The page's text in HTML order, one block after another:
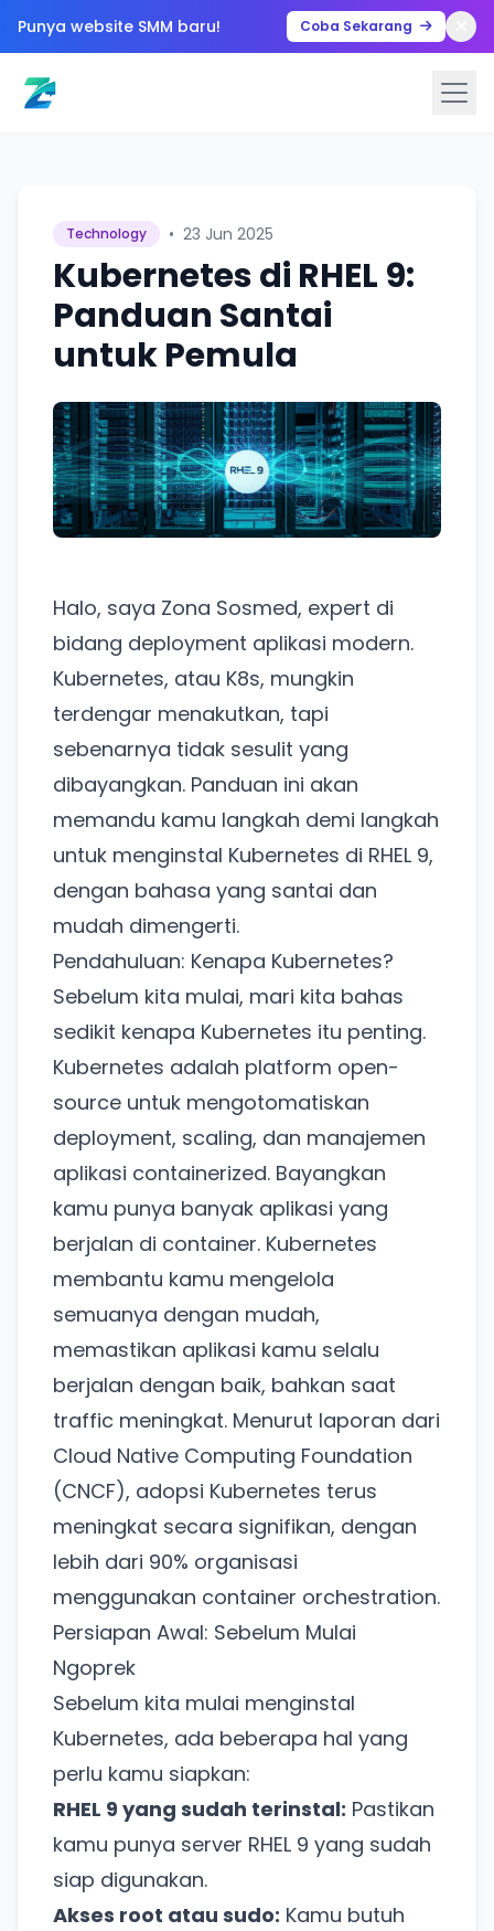
Punya website SMM baru! Coba Sekarang
Technology • 23 Jun 2025
Kubernetes di RHEL 9:
Panduan Santai
untuk Pemula
Halo, saya Zona Sosmed, expert di
bidang deployment aplikasi modern.
Kubernetes, atau K8s, mungkin
terdengar menakutkan, tapi
sebenarnya tidak sesulit yang
dibayangkan. Panduan ini akan
memandu kamu langkah demi langkah
untuk menginstal Kubernetes di RHEL 9,
dengan bahasa yang santai dan
mudah dimengerti.
Pendahuluan: Kenapa Kubernetes?
Sebelum kita mulai, mari kita bahas
sedikit kenapa Kubernetes itu penting.
Kubernetes adalah platform open-
source untuk mengotomatiskan
deployment, scaling, dan manajemen
aplikasi containerized. Bayangkan
kamu punya banyak aplikasi yang
berjalan di container. Kubernetes
membantu kamu mengelola
semuanya dengan mudah,
memastikan aplikasi kamu selalu
berjalan dengan baik, bahkan saat
traffic meningkat. Menurut laporan dari
Cloud Native Computing Foundation
(CNCF), adopsi Kubernetes terus
meningkat secara signifikan, dengan
lebih dari 90% organisasi
menggunakan container orchestration.
Persiapan Awal: Sebelum Mulai
Ngoprek
Sebelum kita mulai menginstal
Kubernetes, ada beberapa hal yang
perlu kamu siapkan:
RHEL 9 yang sudah terinstal: Pastikan
kamu punya server RHEL 9 yang sudah
siap digunakan.
Akses root atau sudo: Kamu butuh